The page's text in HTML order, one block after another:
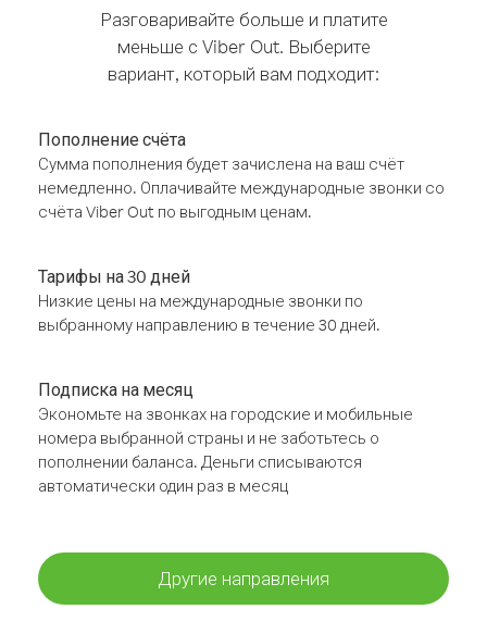
Разговаривайте больше и платите
меньше с Viber Out. Выберите
вариант, который вам подходит:
Пополнение счёта
Сумма пополнения будет зачислена на ваш счёт
немедленно. Оплачивайте международные звонки со
счёта Viber Out по выгодным ценам.
Тарифы на 30 дней
Низкие цены на международные звонки по
выбранному направлению в течение 30 дней.
Подписка на месяц
Экономьте на звонках на городские и мобильные
номера выбранной страны и не заботьтесь о
пополнении баланса. Деньги списываются
автоматически один раз в месяц
Другие направления